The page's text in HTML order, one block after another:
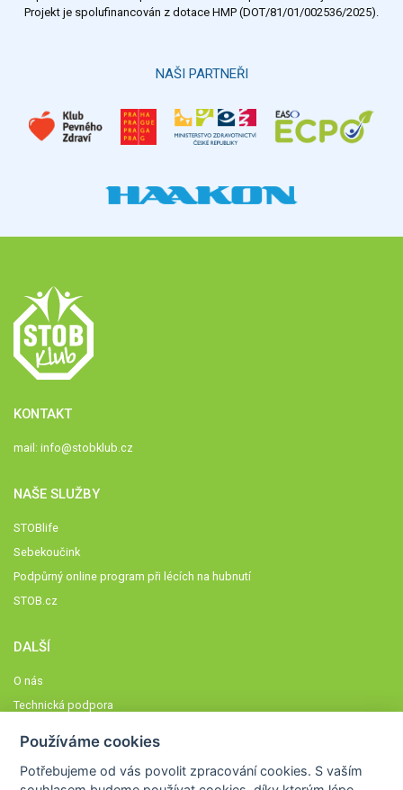
Projekt je spolufinancován z dotace HMP (DOT/81/01/002536/2025).
NAŠI PARTNEŘI
KONTAKT
mail: info@stobklub.cz
NAŠE SLUŽBY
STOBlife
Sebekoučink
Podpůrný online program při lécích na hubnutí
STOB.cz
DALŠÍ
O nás
Technická podpora
Členové STOBklubu
Používáme cookies
Potřebujeme od vás povolit zpracování cookies. S vaším